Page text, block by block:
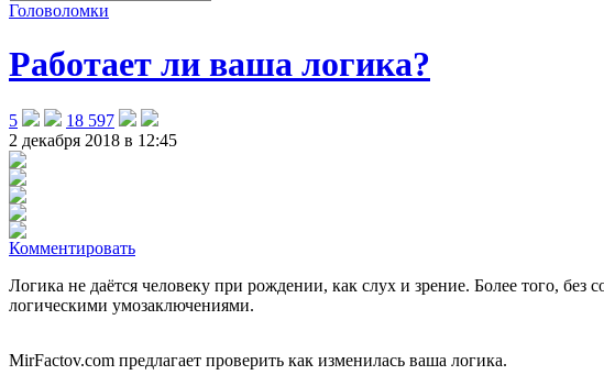
Головоломки
Работает ли ваша логика?
5
18 597
2 декабря 2018 в 12:45
Комментировать
Логика не даётся человеку при рождении, как слух и зрение. Более того,
логическими умозаключениями.
MirFactov.com предлагает проверить как изменилась ваша логика.